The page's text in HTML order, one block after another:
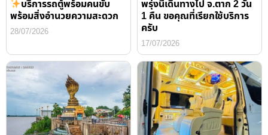
บริการรถตู้พร้อมคนขับ
พร้อมสิ่งอำนวยความสะดวก
28/07/2026
พรุ่งนี้เดินทางไป จ.ตาก 2 วัน
1 คืน ขอคุณที่เรียกใช้บริการ
ครับ
17/07/2026